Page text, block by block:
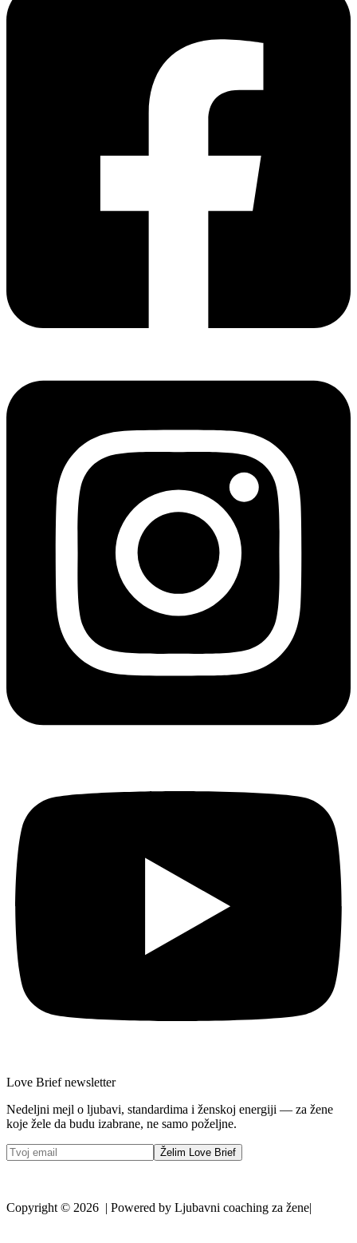
Love Brief newsletter
Nedeljni mejl o ljubavi, standardima i ženskoj energiji — za žene
koje žele da budu izabrane, ne samo poželjne.
Želim Love Brief
Copyright © 2026 | Powered by Ljubavni coaching za žene|